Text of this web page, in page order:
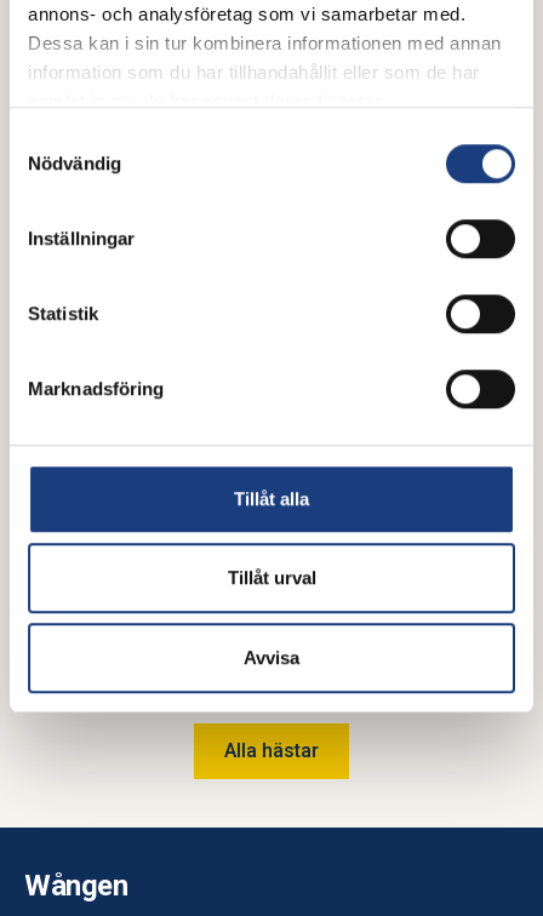
annons- och analysföretag som vi samarbetar med.
Dessa kan i sin tur kombinera informationen med annan
information som du har tillhandahållit eller som de har
Nödvändig
Inställningar
Statistik
Marknadsföring
Tillåt alla
Tillåt urval
Avvisa
Upper Hand
Alla hästar
Wången